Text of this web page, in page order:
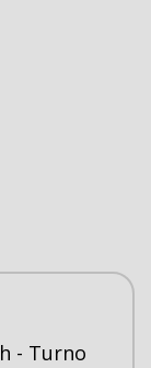
- Turno